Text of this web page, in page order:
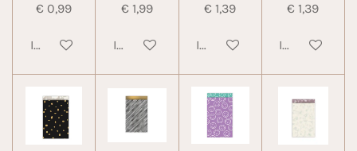
€ 0,99
In winkelwagen
€ 1,99
In winkelwagen
€ 1,39
In winkelwagen
€ 1,39
In